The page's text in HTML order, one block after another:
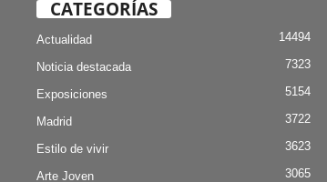
CATEGORÍAS
Actualidad 14494
Noticia destacada 7323
Exposiciones 5154
Madrid 3722
Estilo de vivir 3623
Arte Joven 3065